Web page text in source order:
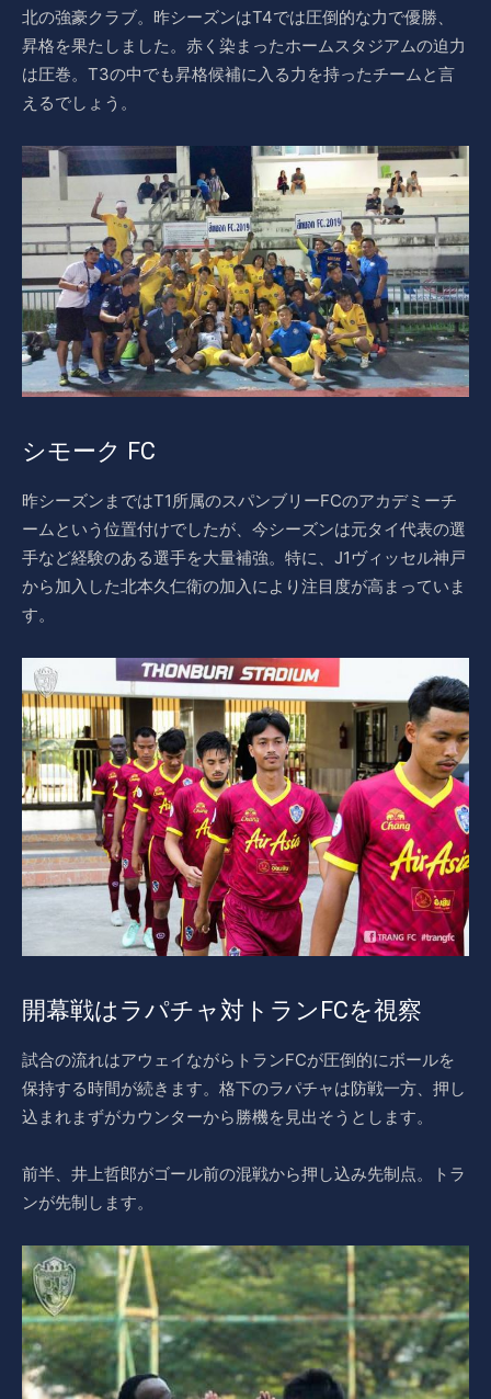
北の強豪クラブ。昨シーズンはT4では圧倒的な力で優勝、
昇格を果たしました。赤く染まったホームスタジアムの迫力
は圧巻。T3の中でも昇格候補に入る力を持ったチームと言
えるでしょう。
シモーク FC
昨シーズンまではT1所属のスパンブリーFCのアカデミーチ
ームという位置付けでしたが、今シーズンは元タイ代表の選
手など経験のある選手を大量補強。特に、J1ヴィッセル神戸
から加入した北本久仁衛の加入により注目度が高まっていま
す。
開幕戦はラパチャ対トランFCを視察
試合の流れはアウェイながらトランFCが圧倒的にボールを
保持する時間が続きます。格下のラパチャは防戦一方、押し
込まれまずがカウンターから勝機を見出そうとします。
前半、井上哲郎がゴール前の混戦から押し込み先制点。トラ
ンが先制します。